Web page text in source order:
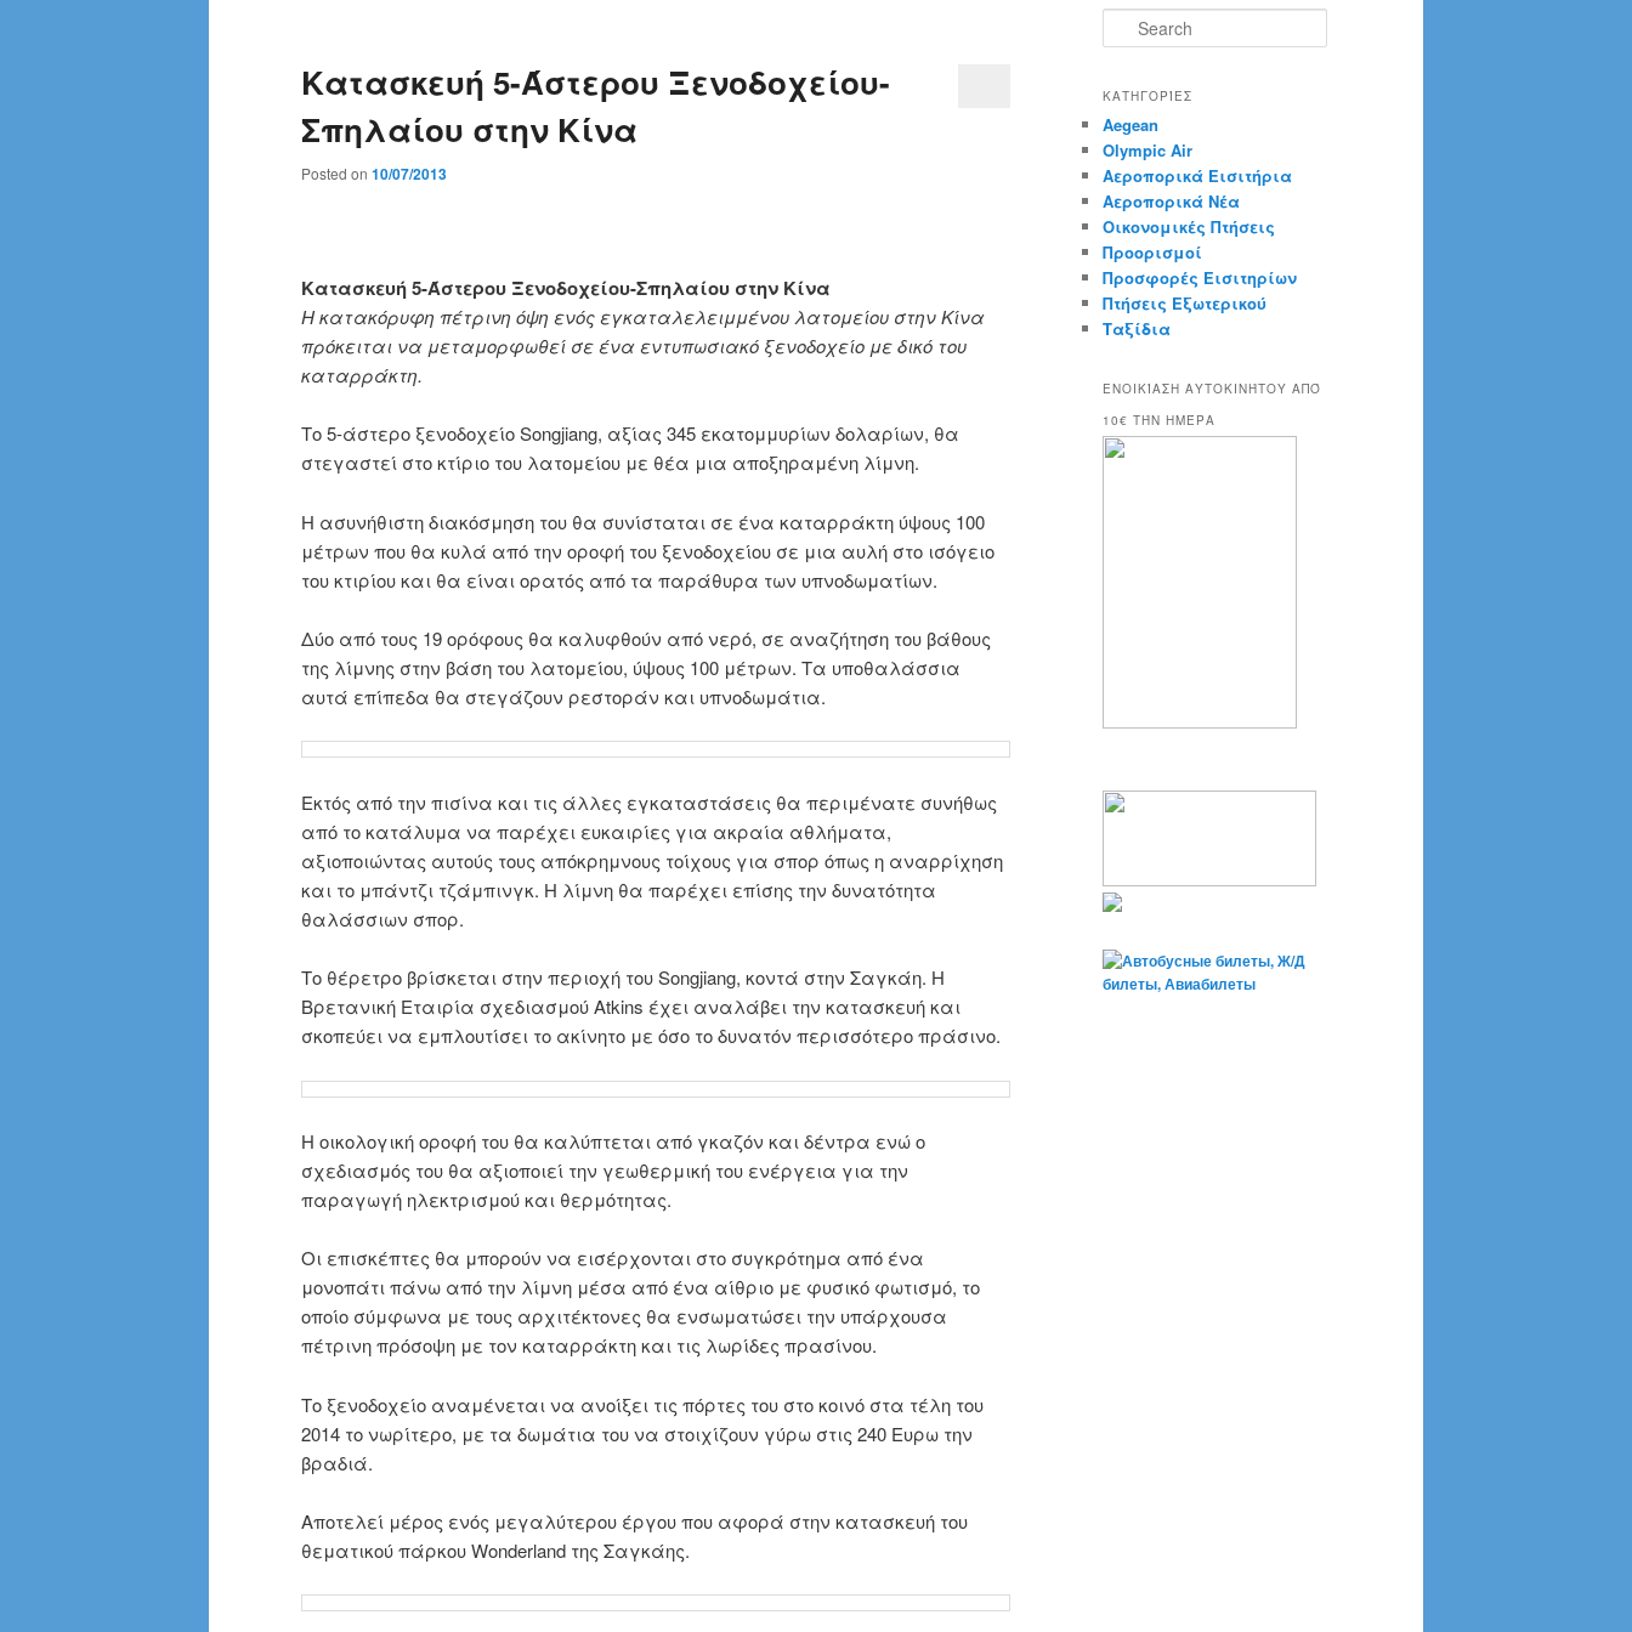
Κατασκευή 5-Άστερου Ξενοδοχείου-
Σπηλαίου στην Κίνα
Posted on 10/07/2013
Κατασκευή 5-Άστερου Ξενοδοχείου-Σπηλαίου στην Κίνα
Η κατακόρυφη πέτρινη όψη ενός εγκαταλελειμμένου λατομείου στην Κίνα
πρόκειται να μεταμορφωθεί σε ένα εντυπωσιακό ξενοδοχείο με δικό του
καταρράκτη.
Το 5-άστερο ξενοδοχείο Songjiang, αξίας 345 εκατομμυρίων δολαρίων, θα
στεγαστεί στο κτίριο του λατομείου με θέα μια αποξηραμένη λίμνη.
Η ασυνήθιστη διακόσμηση του θα συνίσταται σε ένα καταρράκτη ύψους 100
μέτρων που θα κυλά από την οροφή του ξενοδοχείου σε μια αυλή στο ισόγειο
του κτιρίου και θα είναι ορατός από τα παράθυρα των υπνοδωματίων.
Δύο από τους 19 ορόφους θα καλυφθούν από νερό, σε αναζήτηση του βάθους
της λίμνης στην βάση του λατομείου, ύψους 100 μέτρων. Τα υποθαλάσσια
αυτά επίπεδα θα στεγάζουν ρεστοράν και υπνοδωμάτια.
Εκτός από την πισίνα και τις άλλες εγκαταστάσεις θα περιμένατε συνήθως
από το κατάλυμα να παρέχει ευκαιρίες για ακραία αθλήματα,
αξιοποιώντας αυτούς τους απόκρημνους τοίχους για σπορ όπως η αναρρίχηση
και το μπάντζι τζάμπινγκ. Η λίμνη θα παρέχει επίσης την δυνατότητα
θαλάσσιων σπορ.
Το θέρετρο βρίσκεται στην περιοχή του Songjiang, κοντά στην Σαγκάη. Η
Βρετανική Εταιρία σχεδιασμού Atkins έχει αναλάβει την κατασκευή και
σκοπεύει να εμπλουτίσει το ακίνητο με όσο το δυνατόν περισσότερο πράσινο.
Η οικολογική οροφή του θα καλύπτεται από γκαζόν και δέντρα ενώ ο
σχεδιασμός του θα αξιοποιεί την γεωθερμική του ενέργεια για την
παραγωγή ηλεκτρισμού και θερμότητας.
Οι επισκέπτες θα μπορούν να εισέρχονται στο συγκρότημα από ένα
μονοπάτι πάνω από την λίμνη μέσα από ένα αίθριο με φυσικό φωτισμό, το
οποίο σύμφωνα με τους αρχιτέκτονες θα ενσωματώσει την υπάρχουσα
πέτρινη πρόσοψη με τον καταρράκτη και τις λωρίδες πρασίνου.
Το ξενοδοχείο αναμένεται να ανοίξει τις πόρτες του στο κοινό στα τέλη του
2014 το νωρίτερο, με τα δωμάτια του να στοιχίζουν γύρω στις 240 Ευρω την
βραδιά.
Αποτελεί μέρος ενός μεγαλύτερου έργου που αφορά στην κατασκευή του
θεματικού πάρκου Wonderland της Σαγκάης.
e
r
h
ΚΑΤΗΓΟΡΊΕΣ
Aegean
Olympic Air
Αεροπορικά Εισιτήρια
Αεροπορικά Νέα
Οικονομικές Πτήσεις
Προορισμοί
Προσφορές Εισιτηρίων
Πτήσεις Εξωτερικού
Ταξίδια
ΕΝΟΙΚΊΑΣΗ ΑΥΤΟΚΙΝΉΤΟΥ ΑΠΌ
10€ ΤΉΝ ΗΜΈΡΑ